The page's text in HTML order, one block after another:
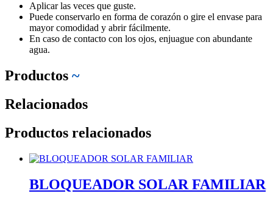
Aplicar las veces que guste.
Puede conservarlo en forma de corazón o gire el envase para
mayor comodidad y abrir fácilmente.
En caso de contacto con los ojos, enjuague con abundante
agua.
Productos ~
Relacionados
Productos relacionados
BLOQUEADOR SOLAR FAMILIAR